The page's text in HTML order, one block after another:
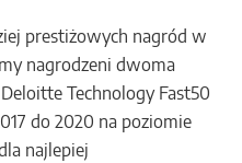
prestiżowych nagród w
nagrodzeni dwoma
Technology Fast50
do 2020 na poziomie
najlepiej